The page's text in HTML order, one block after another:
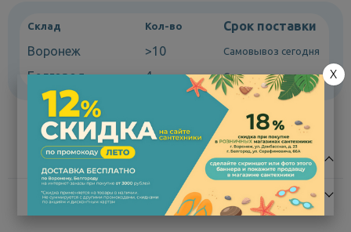
Склад Кол-во
Срок поставки
Воронеж
>10 Самовывоз сегодня
Белгород 4 Самовывоз сегодня
Описание
Характеристики
X